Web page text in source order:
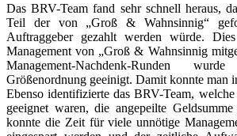
Das BRV-Team fand sehr schnell heraus,
Teil der von „Groß & Wahnsinnig“
Auftraggeber gezahlt werden würde.
Management von „Groß & Wahnsinnig
Management-Nachdenk-Runden
Größenordnung geeinigt. Damit konnte man
Ebenso identifizierte das BRV-Team,
geeignet waren, die angepeilte
konnte die Zeit für viele unnötige